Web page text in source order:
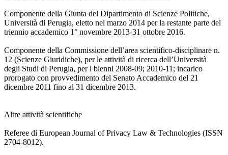
Componente della Giunta del Dipartimento di Scienze Politiche,
Università di Perugia, eletto nel marzo 2014 per la restante parte del
triennio accademico 1° novembre 2013-31 ottobre 2016.
Componente della Commissione dell’area scientifico-disciplinare n.
12 (Scienze Giuridiche), per le attività di ricerca dell’Università
degli Studi di Perugia, per i bienni 2008-09; 2010-11; incarico
prorogato con provvedimento del Senato Accademico del 21
dicembre 2011 fino al 31 dicembre 2013.
Altre attività scientifiche
Referee di European Journal of Privacy Law & Technologies (ISSN
2704-8012).